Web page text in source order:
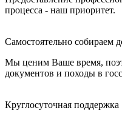
процесса - наш приоритет.
Самостоятельно собираем
Мы ценим Ваше время,
документов и походы в
Круглосуточная поддержка